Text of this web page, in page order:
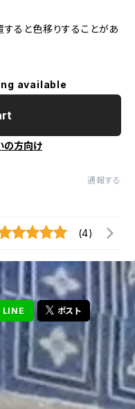
ると色移りすることがあ
available
の方向け
通報する
(4)
LINE ポスト